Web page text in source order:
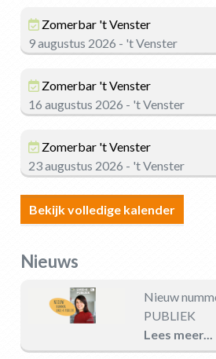
Zomerbar 't Venster
9 augustus 2026 - 't Venster
Zomerbar 't Venster
16 augustus 2026 - 't Venster
Zomerbar 't Venster
23 augustus 2026 - 't Venster
Bekijk volledige kalender
Nieuws
Nieuw
PUBLIEK
Lees meer...